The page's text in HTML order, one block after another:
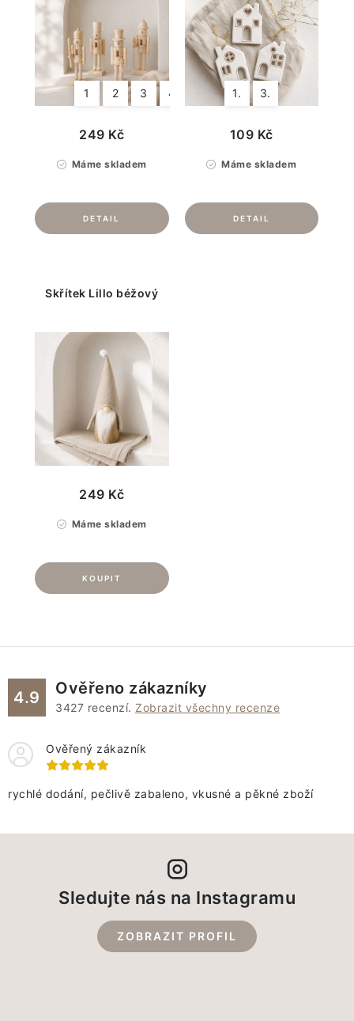
1 2 3 4
Máme skladem
249 Kč
1. 3.
Máme skladem
109 Kč
Skřítek Lillo béžový
Máme skladem
249 Kč
4.9 Ověřeno zákazníky
3427 recenzí. Zobrazit všechny recenze
Ověřený zákazník
rychlé dodání, pečlivě zabaleno, vkusné a pěkné zboží
Sledujte nás na Instagramu
ZOBRAZIT PROFIL